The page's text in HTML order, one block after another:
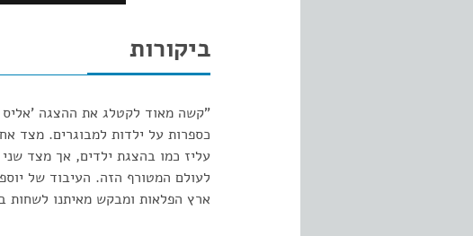
ביקורות
"קשה מאוד לקטלג את ההצגה 'אליס
כספרות על ילדות למבוגרים. מצד
עליז כמו בהצגת ילדים, אך מצד
לעולם המטורף הזה. העיבוד של
ארץ הפלאות ומבקש מאיתנו לשחות